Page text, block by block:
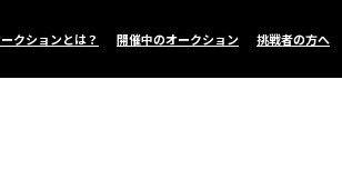
クションとは？ 開催中のオークション 挑戦者の方へ